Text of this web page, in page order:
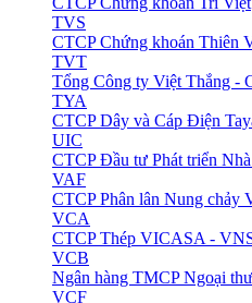
TVS
CTCP Chứng khoán Thiên
TVT
Tổng Công ty Việt Thắng -
TYA
CTCP Dây và Cáp Điện
UIC
CTCP Đầu tư Phát triển
VAF
CTCP Phân lân Nung chảy
VCA
CTCP Thép VICASA -
VCB
Ngân hàng TMCP Ngoại
VCF